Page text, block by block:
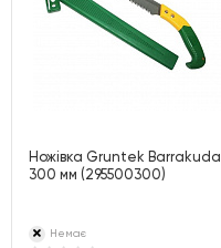
Ножівка Gruntek Barrakuda
300 мм (295500300)
Немає